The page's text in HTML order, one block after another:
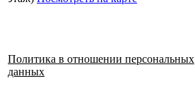
Политика в отношении персональных
данных